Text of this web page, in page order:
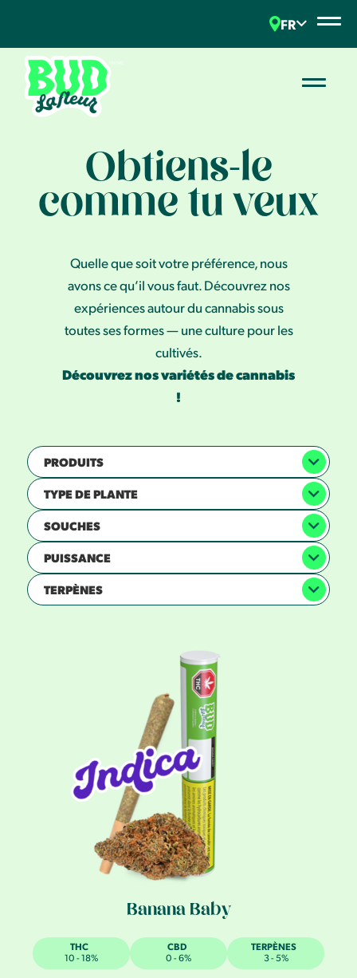
FR
Obtiens-le
comme tu veux
Quelle que soit votre préférence, nous
avons ce qu’il vous faut. Découvrez nos
expériences autour du cannabis sous
toutes ses formes — une culture pour les
cultivés.
Découvrez nos variétés de cannabis
!
PRODUITS
TYPE DE PLANTE
SOUCHES
PUISSANCE
TERPÈNES
Banana Baby
THC
10 - 18%
CBD
0 - 6%
TERPÈNES
3 - 5%